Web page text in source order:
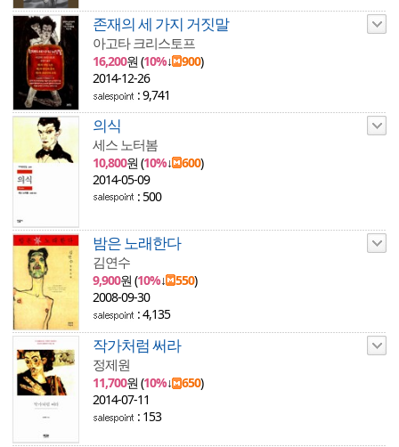
존재의 세 가지 거짓말
아고타 크리스토프
16,200원 (10%↓ 900)
2014-12-26
: 9,741
의식
세스 노터봄
10,800원 (10%↓ 600)
2014-05-09
: 500
밤은 노래한다
김연수
9,900원 (10%↓ 550)
2008-09-30
: 4,135
작가처럼 써라
정제원
11,700원 (10%↓ 650)
2014-07-11
: 153